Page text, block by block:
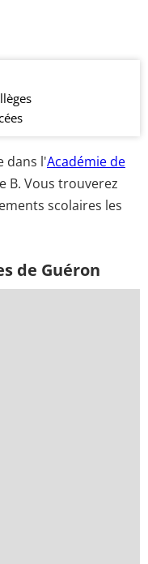
dans l'Académie de
B. Vous trouverez
scolaires les
de Guéron